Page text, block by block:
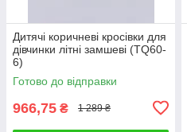
Дитячі коричневі кросівки для
дівчинки літні замшеві (TQ60-
6)
Готово до відправки
966,75 ₴ 1 289 ₴